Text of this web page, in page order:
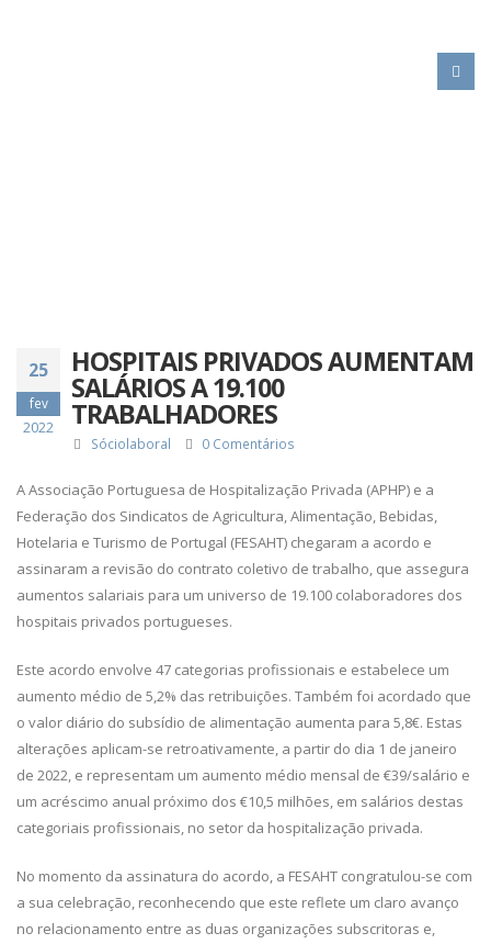
25
fev
2022
HOSPITAIS PRIVADOS AUMENTAM
SALÁRIOS A 19.100
TRABALHADORES
Sóciolaboral 0 Comentários
A Associação Portuguesa de Hospitalização Privada (APHP) e a
Federação dos Sindicatos de Agricultura, Alimentação, Bebidas,
Hotelaria e Turismo de Portugal (FESAHT) chegaram a acordo e
assinaram a revisão do contrato coletivo de trabalho, que assegura
aumentos salariais para um universo de 19.100 colaboradores dos
hospitais privados portugueses.
Este acordo envolve 47 categorias profissionais e estabelece um
aumento médio de 5,2% das retribuições. Também foi acordado que
o valor diário do subsídio de alimentação aumenta para 5,8€. Estas
alterações aplicam-se retroativamente, a partir do dia 1 de janeiro
de 2022, e representam um aumento médio mensal de €39/salário e
um acréscimo anual próximo dos €10,5 milhões, em salários destas
categoriais profissionais, no setor da hospitalização privada.
No momento da assinatura do acordo, a FESAHT congratulou-se com
a sua celebração, reconhecendo que este reflete um claro avanço
no relacionamento entre as duas organizações subscritoras e,